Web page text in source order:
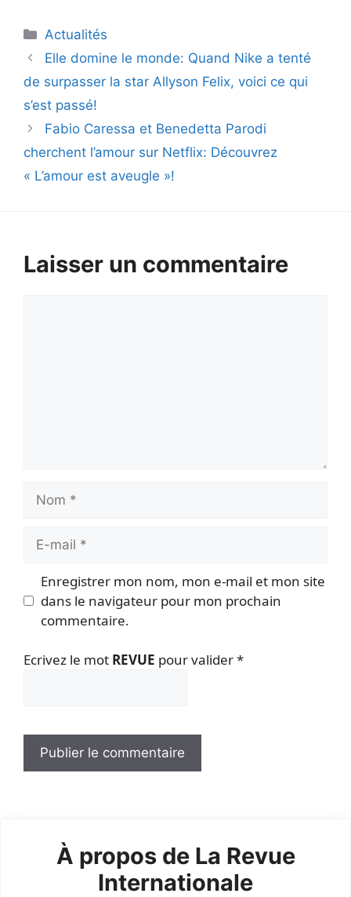
Catégories
Actualités
Elle domine le monde: Quand Nike a tenté
de surpasser la star Allyson Felix, voici ce qui
s’est passé!
Fabio Caressa et Benedetta Parodi
cherchent l’amour sur Netflix: Découvrez
« L’amour est aveugle »!
Laisser un commentaire
mail
Enregistrer mon nom, mon e-mail et mon site
dans le navigateur pour mon prochain
commentaire.
Ecrivez le mot REVUE pour valider*
À propos de La Revue
Internationale